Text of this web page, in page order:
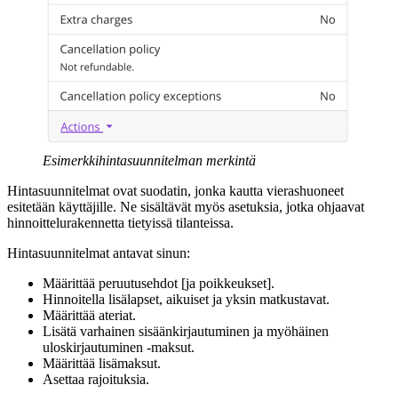
Esimerkkihintasuunnitelman merkintä
Hintasuunnitelmat ovat suodatin, jonka kautta vierashuoneet
esitetään käyttäjille. Ne sisältävät myös asetuksia, jotka ohjaavat
hinnoittelurakennetta tietyissä tilanteissa.
Hintasuunnitelmat antavat sinun:
Määrittää peruutusehdot [ja poikkeukset].
Hinnoitella lisälapset, aikuiset ja yksin matkustavat.
Määrittää ateriat.
Lisätä varhainen sisäänkirjautuminen ja myöhäinen
uloskirjautuminen -maksut.
Määrittää lisämaksut.
Asettaa rajoituksia.